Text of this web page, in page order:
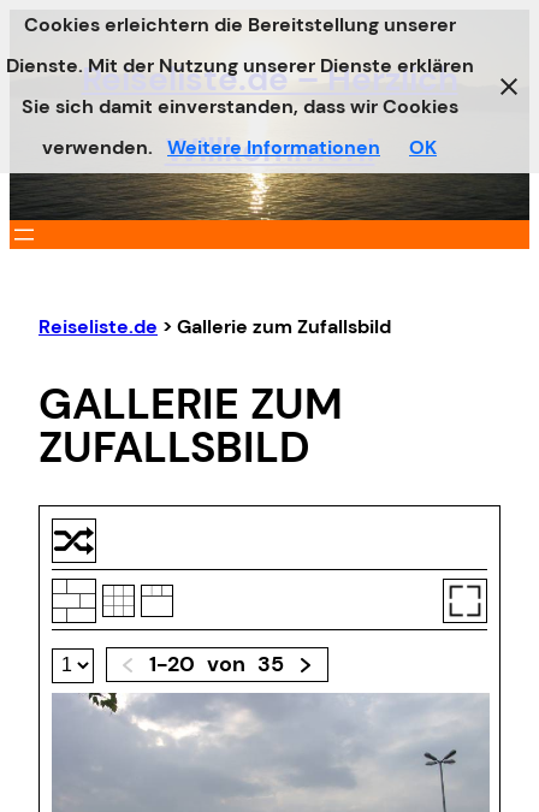
Zum
Inhalt
springen
Reiseliste.de – Herzlich
Willkommen!
Reiseliste.de > Gallerie zum Zufallsbild
GALLERIE ZUM
ZUFALLSBILD
1-20 von 35
Cookies erleichtern die Bereitstellung unserer
Dienste. Mit der Nutzung unserer Dienste erklären
Sie sich damit einverstanden, dass wir Cookies
verwenden.
Weitere Informationen OK